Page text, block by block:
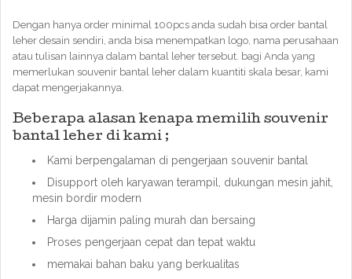
Dengan hanya order minimal 100pcs anda sudah bisa order bantal
leher desain sendiri, anda bisa menempatkan logo, nama perusahaan
atau tulisan lainnya dalam bantal leher tersebut. bagi Anda yang
memerlukan souvenir bantal leher dalam kuantiti skala besar, kami
dapat mengerjakannya.
Beberapa alasan kenapa memilih souvenir
bantal leher di kami ;
Kami berpengalaman di pengerjaan souvenir bantal
Disupport oleh karyawan terampil, dukungan mesin jahit,
mesin bordir modern
Harga dijamin paling murah dan bersaing
Proses pengerjaan cepat dan tepat waktu
memakai bahan baku yang berkualitas